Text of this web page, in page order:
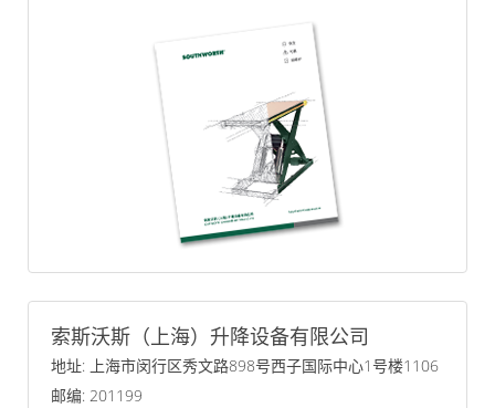
索斯沃斯（上海）升降设备有限公司
地址: 上海市闵行区秀文路898号西子国际中心1号楼1106
邮编: 201199